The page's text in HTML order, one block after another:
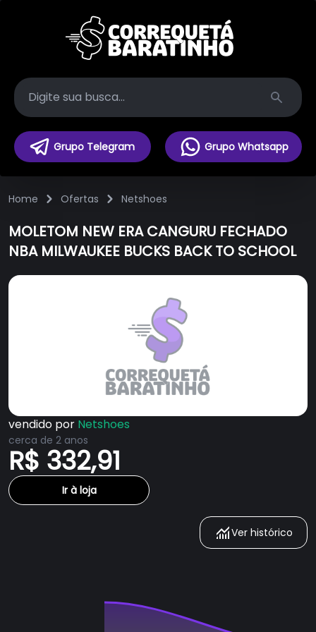
Search
Grupo Telegram Grupo Whatsapp
Home Ofertas Netshoes
MOLETOM NEW ERA CANGURU FECHADO
NBA MILWAUKEE BUCKS BACK TO SCHOOL
vendido por Netshoes
cerca de 2 anos
R$ 332,91
Ir à loja
Ver histórico